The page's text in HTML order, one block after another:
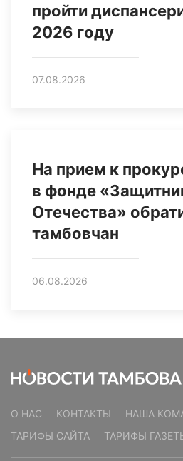
пройти
2026 году
07.08.2026
На прием к
в фонде
Отечества»
тамбовчан
06.08.2026
О НАС КОНТАКТЫ НАША
ТАРИФЫ САЙТА
ТАРИФЫ